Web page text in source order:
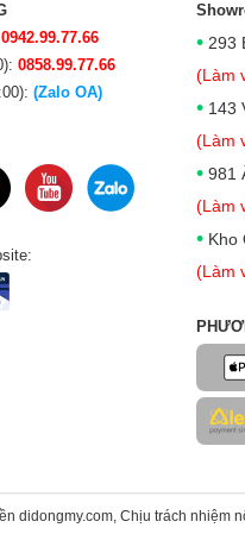
0942.99.77.66
0858.99.77.66
(Zalo OA)
• 293
(Làm
• 143
(Làm
• 981
(Làm
• Kho
(Làm
didongmy.com, Chịu trách nhiệm